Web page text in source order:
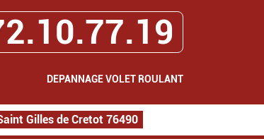
DEPANNAGE VOLET ROULANT
Gilles de Cretot 76490